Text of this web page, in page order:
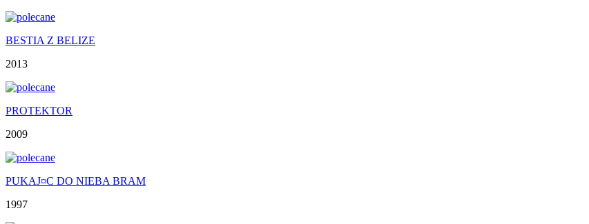
BESTIA Z BELIZE
2013
PROTEKTOR
2009
PUKAJ¤C DO NIEBA BRAM
1997